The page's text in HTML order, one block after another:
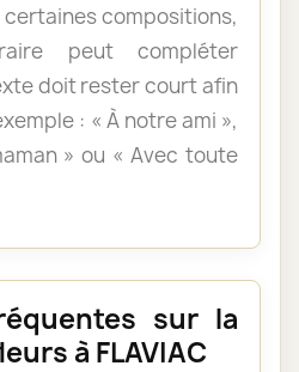
compositions,
peut compléter
doit rester court afin
: « À notre ami »,
» ou « Avec toute
sur la
à FLAVIAC